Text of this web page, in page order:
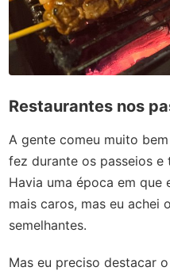
Restaurantes nos
A gente comeu muito
fez durante os passeios e
Havia uma época em que
mais caros, mas eu achei
semelhantes.
Mas eu preciso destacar